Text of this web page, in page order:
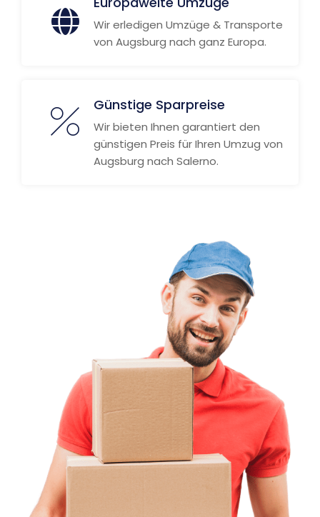
Wir erledigen Umzüge & Transporte
von Augsburg nach ganz Europa.
Günstige Sparpreise
Wir bieten Ihnen garantiert den
günstigen Preis für Ihren Umzug von
Augsburg nach Salerno.